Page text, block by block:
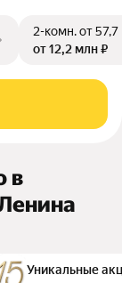
2-комн.от 57,7
от 12,2 млн ₽
в
Уникальные